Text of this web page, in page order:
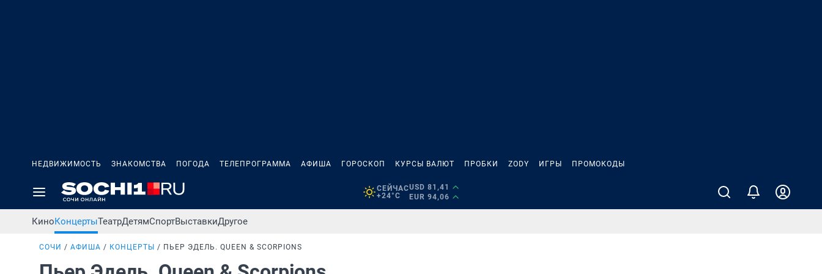
НЕДВИЖИМОСТЬ ЗНАКОМСТВА ПОГОДА ТЕЛЕПРОГРАММА АФИША ГОРОСКОП КУРСЫ ВАЛЮТ ПРОБКИ ZODY ИГРЫ ПРОМОКОДЫ
СЕЙЧАС
+24°C
USD 81,41
EUR 94,06
КиноКонцертыТеатрДетямСпортВыставкиДругое
СОЧИ АФИША КОНЦЕРТЫ ПЬЕР ЭДЕЛЬ. QUEEN & SCORPIONS